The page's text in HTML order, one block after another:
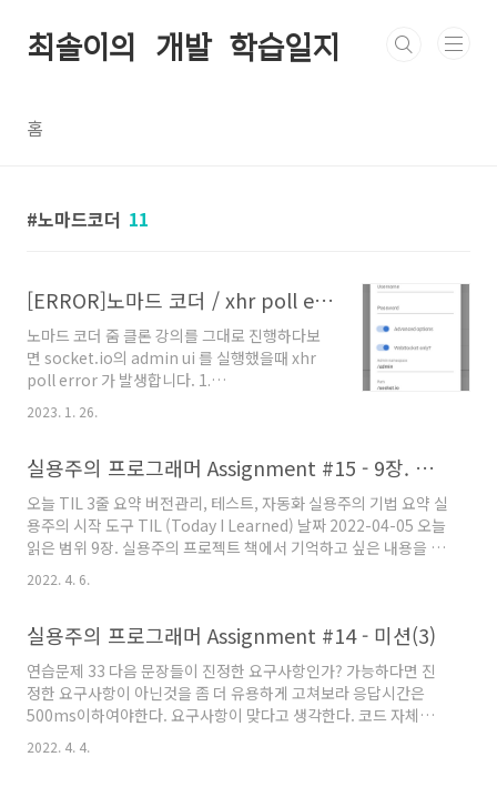
최솔이의 개발 학습일지
홈
노마드코더 11
[ERROR]노마드 코더 / xhr poll error / socket.io / admin ui
노마드 코더 줌 클론 강의를 그대로 진행하다보
면 socket.io의 admin ui 를 실행했을때 xhr
poll error 가 발생합니다. 1.
https://admin.socket.io 에 접속한다. 2. 아
래와 같이 세팅한다. Server URL :
면 안됩니다. [X] http://localhost:3000/
Advanced options: 체크 WebSocket only?:
체크 Admin namespace: /admin (기본설정)
설정 코드는 다음과 같습니다. import { Server
} from 'socket.io' import { instrument }
from '@socket.io/admin-ui' ... const ht..
2023. 1. 26.
실용주의 프로그래머 Assignment #15 - 9장. 실용주의 프로젝트
오늘 TIL 3줄 요약 버전관리, 테스트, 자동화 실용주의 기법 요약 실
용주의 시작 도구 TIL (Today I Learned) 날짜 2022-04-05 오늘
읽은 범위 9장. 실용주의 프로젝트 책에서 기억하고 싶은 내용을 써
보세요. 안정적인 소프트웨어를 위한 마법 삼총사인 버전관리, 테스
트, 자동화 프로그래머는 고양이 같은 면이 잇다. 호기심 많고 제멋
받기도 한다. 팀 전체에 실용주의 기법들을 어떻게 적용 할 수 있는
지 간략한 요약 깨진 창문을 없애라 - 사소한 결점을 아무도 고치지
않고 놔두어서는 안되고, 제품의 품질에 책임을 져야한다. 삶은 개
구리 - 개구리는 서서히 변화하는 환경을 감지하지 못하고 결국 삶
아진다. 팀은 개인보다 더 ..
2022. 4. 6.
실용주의 프로그래머 Assignment #14 - 미션(3)
연습문제 33 다음 문장들이 진정한 요구사항인가? 가능하다면 진
정한 요구사항이 아닌것을 좀 더 유용하게 고쳐보라 응답시간은
500ms이하여야한다. 요구사항이 맞다고 생각한다. 코드 자체의
효율성도 중요하겠지만 응답 시간을 향상 시키기 위해서는 서버나
데이터베이스의 성능 또한 중요하다고 생각된다. -> 해답 : 요구사
2022. 4. 4.